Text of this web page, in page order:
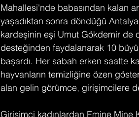
Mahallesi'nde babasından kalan
yaşadıktan sonra döndüğü
kardeşinin eşi Umut Gökdemir de
desteğinden faydalanarak 10
başardı. Her sabah erken saatte
hayvanların temizliğine özen
alan gelin görümce, girişimcilere
Girişimci kadınlardan Emine